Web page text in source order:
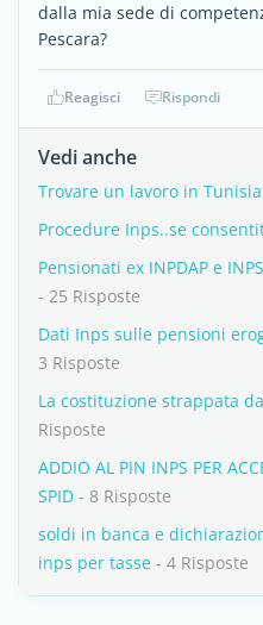
dalla mia sede di
Pescara?
Reagisci Rispondi
Vedi anche
Trovare un lavoro in Tunisia
Procedure Inps..se
Pensionati ex INPDAP e
- 25 Risposte
Dati Inps sulle pensioni
3 Risposte
La costituzione strappata
Risposte
ADDIO AL PIN INPS PER
SPID - 8 Risposte
soldi in banca e
inps per tasse - 4 Risposte